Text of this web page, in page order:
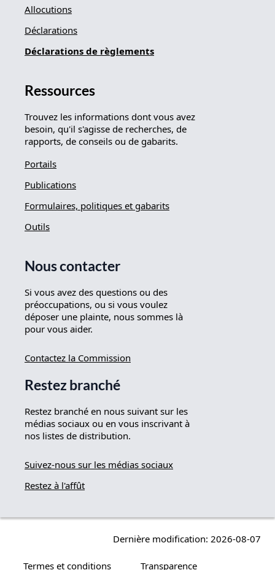
Allocutions
Déclarations
Déclarations de règlements
Ressources
Trouvez les informations dont vous avez
besoin, qu'il s'agisse de recherches, de
rapports, de conseils ou de gabarits.
Portails
Publications
Formulaires, politiques et gabarits
Outils
Nous contacter
Si vous avez des questions ou des
préoccupations, ou si vous voulez
déposer une plainte, nous sommes là
pour vous aider.
Contactez la Commission
Restez branché
Restez branché en nous suivant sur les
médias sociaux ou en vous inscrivant à
nos listes de distribution.
Suivez-nous sur les médias sociaux
Restez à l'affût
Dernière modification: 2026-08-07
Termes et conditions Transparence